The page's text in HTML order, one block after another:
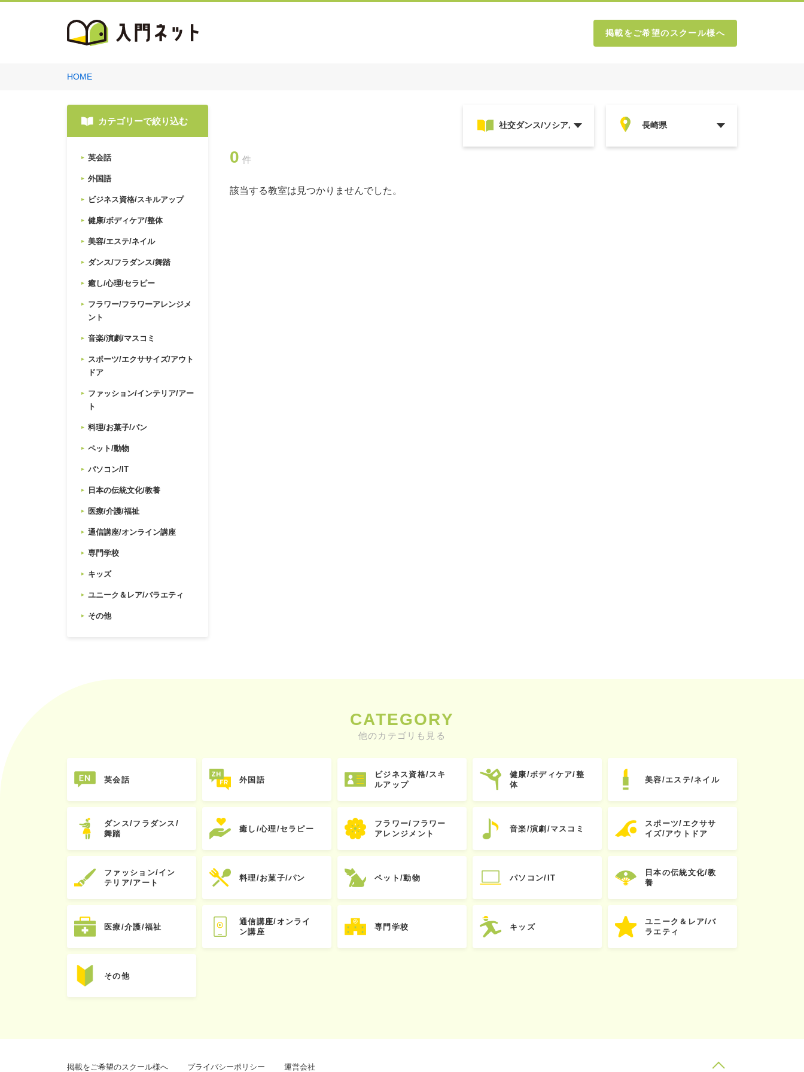
掲載をご希望のスクール様へ
HOME
カテゴリーで絞り込む
英会話
外国語
ビジネス資格/スキルアップ
健康/ボディケア/整体
美容/エステ/ネイル
ダンス/フラダンス/舞踏
癒し/心理/セラピー
フラワー/フラワーアレンジメ
ント
音楽/演劇/マスコミ
スポーツ/エクササイズ/アウト
ドア
ファッション/インテリア/アー
ト
料理/お菓子/パン
ペット/動物
パソコン/IT
日本の伝統文化/教養
医療/介護/福祉
通信講座/オンライン講座
専門学校
キッズ
ユニーク＆レア/バラエティ
その他
0 件
該当する教室は見つかりませんでした。
CATEGORY
他のカテゴリも見る
英会話 外国語
ビジネス資格/スキ
ルアップ
健康/ボディケア/整
体
美容/エステ/ネイル
ダンス/フラダンス/
舞踏
癒し/心理/セラピー
フラワー/フラワー
アレンジメント
音楽/演劇/マスコミ
スポーツ/エクササ
イズ/アウトドア
ファッション/イン
テリア/アート
料理/お菓子/パン ペット/動物 パソコン/IT
日本の伝統文化/教
養
医療/介護/福祉
通信講座/オンライ
ン講座
専門学校 キッズ
ユニーク＆レア/バ
ラエティ
その他
掲載をご希望のスクール様へ プライバシーポリシー 運営会社